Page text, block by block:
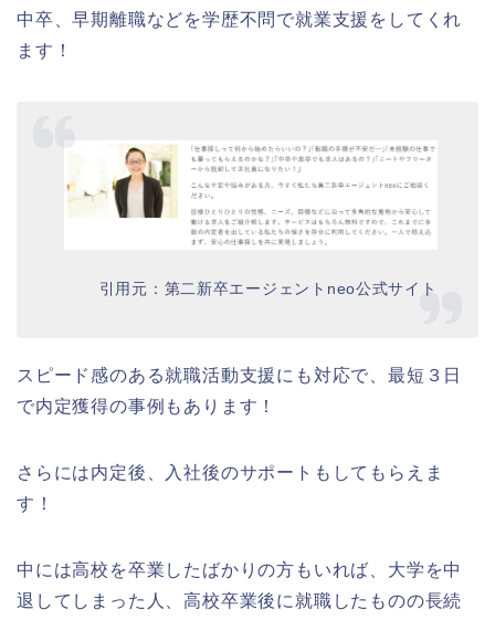
中卒、早期離職などを学歴不問で就業支援をしてくれ
ます！
引用元：第二新卒エージェントneo公式サイト
スピード感のある就職活動支援にも対応で、最短３日
で内定獲得の事例もあります！
さらには内定後、入社後のサポートもしてもらえま
す！
中には高校を卒業したばかりの方もいれば、大学を中
退してしまった人、高校卒業後に就職したものの長続